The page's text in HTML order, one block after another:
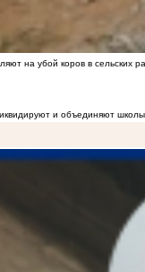
на убой коров в сельских
и объединяют